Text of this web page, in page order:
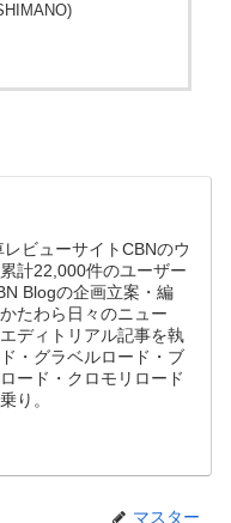
ビューサイトCBNのウ
計22,000件のユーザー
Blogの企画立案・編
たわら日々のニュー
ディトリアル記事を執
・グラベルロード・ブ
ード・クロモリロード
り。
マスター